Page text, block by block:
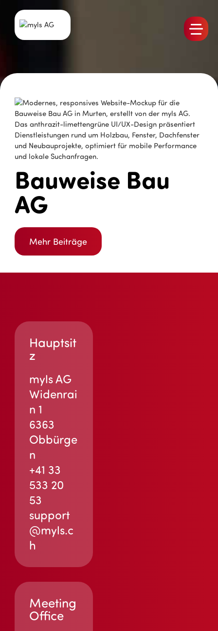
Produkte
Aktuelles
Referenzen
Kontakt
Bauweise Bau
AG
Mehr Beiträge
Hauptsit
z
myls AG
Widenrai
n 1
6363
Obbürge
n
+41 33
533 20
53
support
@myls.c
h
Meeting
Office